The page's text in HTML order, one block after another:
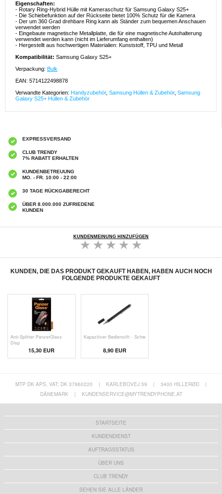
Eigenschaften:
- Rotary Ring-Hybrid Hülle mit Kameraschutz für Samsung Galaxy S25+
- Die Schiebefunktion auf der Rückseite bietet 100% Schutz für die Kamera
- Der um 360 Grad drehbare Ring kann als Ständer zum bequemen Anschauen
verwendet werden
- Eingebaute magnetische Metallplatte, die für eine magnetische Autohalterung
verwendet werden kann (nicht im Lieferumfang enthalten)
- Hergestellt aus hochwertigen Materialien: Kunststoff, TPU und Metall
Kompatibilität: Samsung Galaxy S25+
Verpackung: Bulk
EAN: 5714122498878
Verwandte Kategorien: Handyzubehör, Samsung Hüllen & Zubehör, Samsung
Galaxy S25+ Hüllen & Zubehör
EXPRESSVERSAND
CLUB TRENDY
7% RABATT ERHALTEN
KUNDENBETREUUNG
MO. - FR. 10:00 - 22:00
30 TAGE RÜCKGABERECHT
ÜBER 8.000.000 ZUFRIEDENE
KUNDEN
KUNDENMEINUNG HINZUFÜGEN
KUNDEN, DIE DAS PRODUKT GEKAUFT HABEN, HABEN AUCH NOCH
FOLGENDE PRODUKTE GEKAUFT
Anti-Splitter PanzerGlass
Disp
15,30 EUR
Kapazitiver Bedienstift - Schw
8,90 EUR
MTP DK APS, VAT: DK 37860220 | KARLEBOVEJ 59 | 3400 HILLERØD
|
DÄNEMARK
| KUNDENSERVICE@MYTRENDYPHONE.AT
STARTSEITE
KUNDENDIENST
AUFTRAGSSTATUS
ÜBER UNS
CLUB TRENDY
SEHEN SIE ALLE LÄNDER